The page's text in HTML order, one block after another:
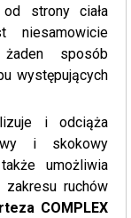
strony ciała
niesamowicie
sposób
występujących
i odciąża
i skokowy
umożliwia
ruchów
COMPLEX